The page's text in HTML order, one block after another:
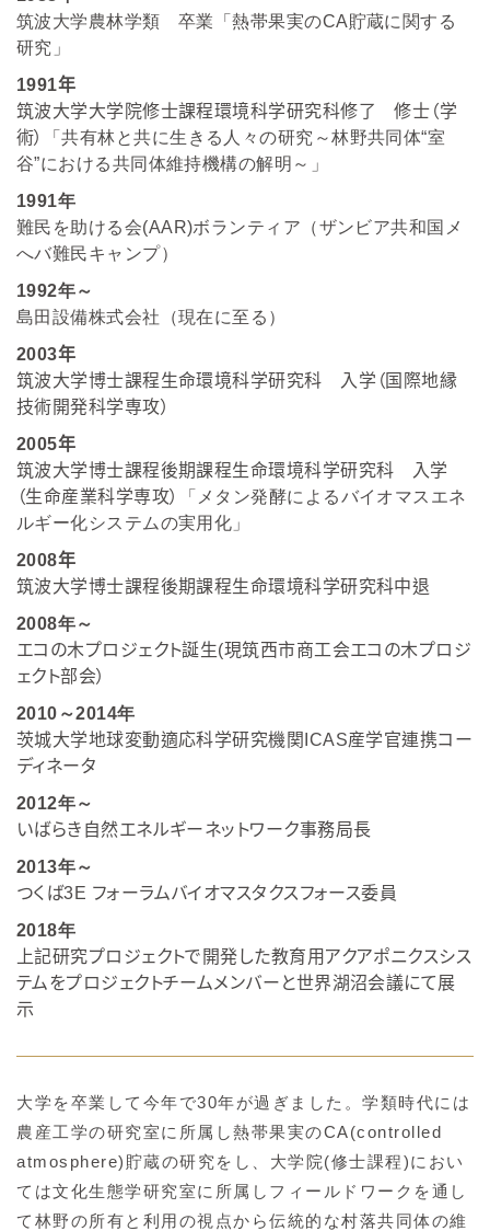
筑波大学農林学類 卒業「熱帯果実のCA貯蔵に関する
研究」
1991年
筑波大学大学院修士課程環境科学研究科修了
修士（学
術）
「共有林と共に生きる人々の研究～林野共同体“室
谷”における共同体維持機構の解明～」
1991年
難民を助ける会(AAR)ボランティア（ザンビア共和国メ
へバ難民キャンプ）
1992年～
島田設備株式会社（現在に至る）
2003年
筑波大学博士課程生命環境科学研究科 入学（国際地縁
技術開発科学専攻）
2005年
筑波大学博士課程後期課程生命環境科学研究科 入学
（生命産業科学専攻）
「メタン発酵によるバイオマスエネ
ルギー化システムの実用化」
2008年
筑波大学博士課程後期課程生命環境科学研究科中退
2008年～
エコの木プロジェクト誕生(現筑西市商工会エコの木プロジ
ェクト部会）
2010～2014年
茨城大学地球変動適応科学研究機関 ICAS産学官連携コー
ディネータ
2012年～
いばらき自然エネルギーネットワーク事務局長
2013年～
つくば3E フォーラムバイオマスタクスフォース委員
2018年
上記研究プロジェクトで開発した教育用アクアポニクスシス
テムをプロジェクトチームメンバーと世界湖沼会議にて展
示
大学を卒業して今年で30年が過ぎました。学類時代には
農産工学の研究室に所属し熱帯果実のCA(controlled
atmosphere)貯蔵の研究をし、大学院(修士課程)におい
ては文化生態学研究室に所属しフィールドワークを通し
て林野の所有と利用の視点から伝統的な村落共同体の維